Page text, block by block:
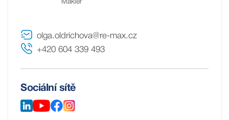
Makléř
olga.oldrichova@re-max.cz
+420 604 339 493
Sociální sítě